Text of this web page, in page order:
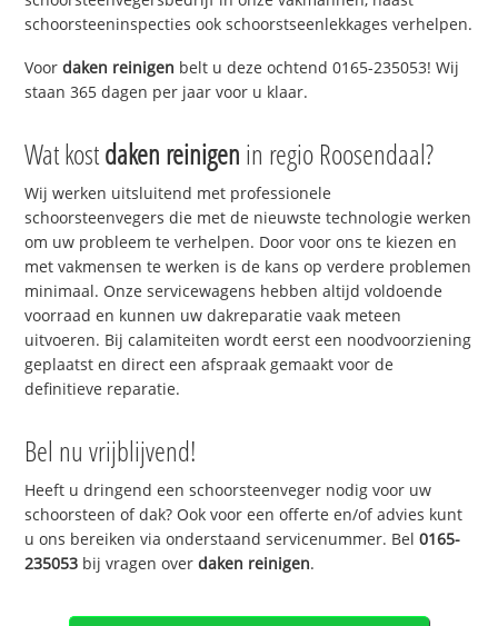
schoorsteeninspecties ook schoorstseenlekkages verhelpen.
Voordaken reinigen belt u deze ochtend 0165-235053! Wij
staan 365 dagen per jaar voor u klaar.
Wat kostdaken reinigen in regio Roosendaal?
Wij werken uitsluitend met professionele
schoorsteenvegers die met de nieuwste technologie werken
om uw probleem te verhelpen. Door voor ons te kiezen en
met vakmensen te werken is de kans op verdere problemen
minimaal. Onze servicewagens hebben altijd voldoende
voorraad en kunnen uw dakreparatie vaak meteen
uitvoeren. Bij calamiteiten wordt eerst een noodvoorziening
geplaatst en direct een afspraak gemaakt voor de
definitieve reparatie.
Bel nu vrijblijvend!
Heeft u dringend een schoorsteenveger nodig voor uw
schoorsteen of dak? Ook voor een offerte en/of advies kunt
u ons bereiken via onderstaand servicenummer. Bel0165-
235053 bij vragen overdaken reinigen.